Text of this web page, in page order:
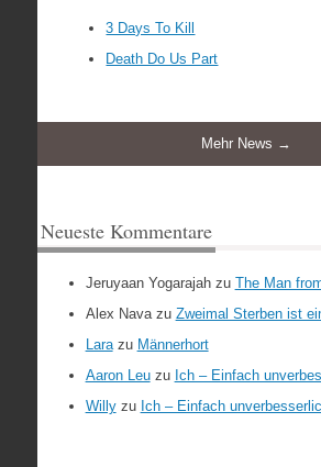
3 Days To Kill
Death Do Us Part
Mehr News →
Neueste Kommentare
Jeruyaan Yogarajahzu The Man
Alex Navazu Zweimal Sterben ist
Larazu Männerhort
Aaron Leuzu Ich – Einfach
Willyzu Ich – Einfach